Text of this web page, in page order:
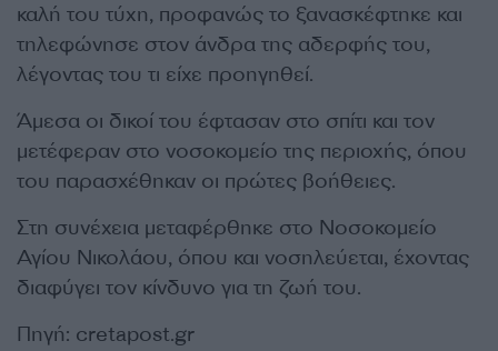
καλή του τύχη, προφανώς το ξανασκέφτηκε και
τηλεφώνησε στον άνδρα της αδερφής του,
λέγοντας του τι είχε προηγηθεί.
Άμεσα οι δικοί του έφτασαν στο σπίτι και τον
μετέφεραν στο νοσοκομείο της περιοχής, όπου
του παρασχέθηκαν οι πρώτες βοήθειες.
Στη συνέχεια μεταφέρθηκε στο Νοσοκομείο
Αγίου Νικολάου, όπου και νοσηλεύεται, έχοντας
διαφύγει τον κίνδυνο για τη ζωή του.
Πηγή: cretapost.gr